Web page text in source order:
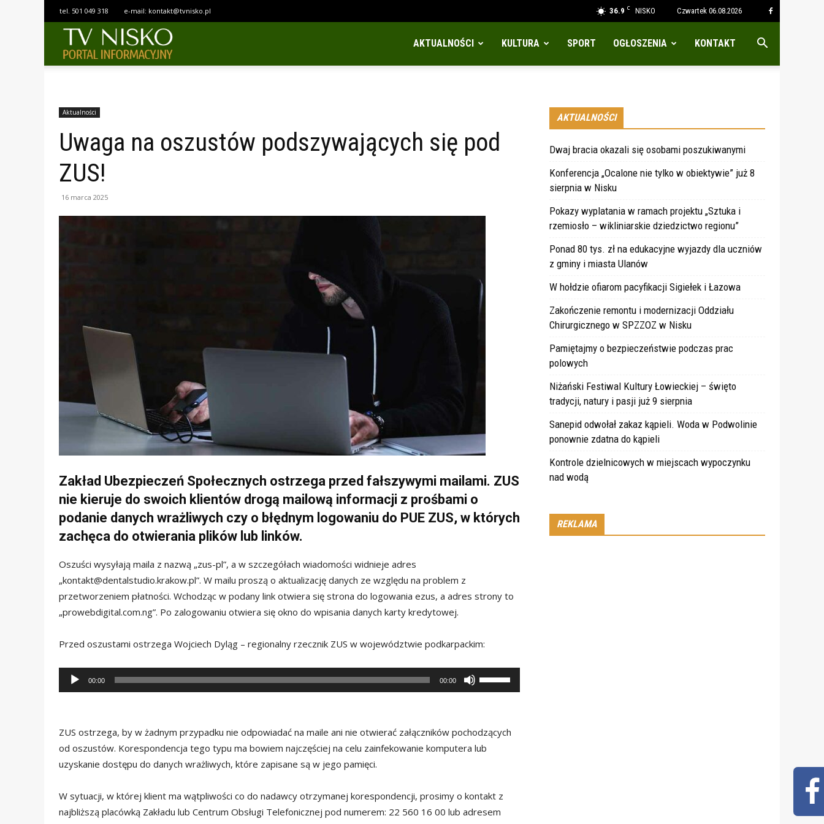
36.9 C NISKO Czwartek 06.08.2026
tel. 501 049 318 e-mail: kontakt@tvnisko.pl
AKTUALNOŚCI KULTURA SPORT OGŁOSZENIA KONTAKT
Aktualności
Uwaga na oszustów podszywających się pod
ZUS!
16 marca 2025
Zakład Ubezpieczeń Społecznych ostrzega przed fałszywymi mailami. ZUS
nie kieruje do swoich klientów drogą mailową informacji z prośbami o
podanie danych wrażliwych czy o błędnym logowaniu do PUE ZUS, w których
zachęca do otwierania plików lub linków.
Oszuści wysyłają maila z nazwą „zus-pl”, a w szczegółach wiadomości widnieje adres
„kontakt@dentalstudio.krakow.pl”. W mailu proszą o aktualizację danych ze względu na problem z
przetworzeniem płatności. Wchodząc w podany link otwiera się strona do logowania ezus, a adres strony to
„prowebdigital.com.ng”. Po zalogowaniu otwiera się okno do wpisania danych karty kredytowej.
Przed oszustami ostrzega Wojciech Dyląg – regionalny rzecznik ZUS w województwie podkarpackim:
Odtwarzacz
plików
00:00 00:00
strzałek
oraz
do
zwiększyć
lub
ZUS ostrzega, by w żadnym przypadku nie odpowiadać na maile ani nie otwierać załączników pochodzących
od oszustów. Korespondencja tego typu ma bowiem najczęściej na celu zainfekowanie komputera lub
uzyskanie dostępu do danych wrażliwych, które zapisane są w jego pamięci.
W sytuacji, w której klient ma wątpliwości co do nadawcy otrzymanej korespondencji, prosimy o kontakt z
najbliższą placówką Zakładu lub Centrum Obsługi Telefonicznej pod numerem: 22 560 16 00 lub adresem
AKTUALNOŚCI
Dwaj bracia okazali się osobami poszukiwanymi
Konferencja „Ocalone nie tylko w obiektywie” już 8
sierpnia w Nisku
Pokazy wyplatania w ramach projektu „Sztuka i
rzemiosło – wikliniarskie dziedzictwo regionu”
Ponad 80 tys. zł na edukacyjne wyjazdy dla uczniów
z gminy i miasta Ulanów
W hołdzie ofiarom pacyfikacji Sigiełek i Łazowa
Zakończenie remontu i modernizacji Oddziału
Chirurgicznego w SPZZOZ w Nisku
Pamiętajmy o bezpieczeństwie podczas prac
polowych
Niżański Festiwal Kultury Łowieckiej – święto
tradycji, natury i pasji już 9 sierpnia
Sanepid odwołał zakaz kąpieli. Woda w Podwolinie
ponownie zdatna do kąpieli
Kontrole dzielnicowych w miejscach wypoczynku
nad wodą
REKLAMA